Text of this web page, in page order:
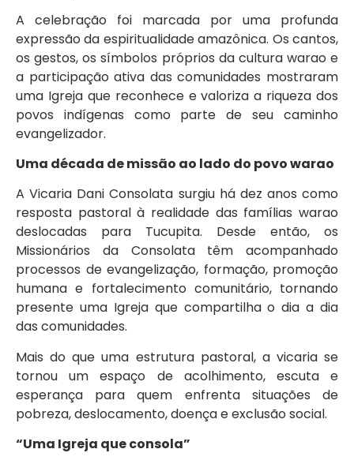
A celebração foi marcada por uma profunda
expressão da espiritualidade amazônica. Os cantos,
os gestos, os símbolos próprios da cultura warao e
a participação ativa das comunidades mostraram
uma Igreja que reconhece e valoriza a riqueza dos
povos indígenas como parte de seu caminho
evangelizador.
Uma década de missão ao lado do povo warao
A Vicaria Dani Consolata surgiu há dez anos como
resposta pastoral à realidade das famílias warao
deslocadas para Tucupita. Desde então, os
Missionários da Consolata têm acompanhado
processos de evangelização, formação, promoção
humana e fortalecimento comunitário, tornando
presente uma Igreja que compartilha o dia a dia
das comunidades.
Mais do que uma estrutura pastoral, a vicaria se
tornou um espaço de acolhimento, escuta e
esperança para quem enfrenta situações de
pobreza, deslocamento, doença e exclusão social.
“Uma Igreja que consola”